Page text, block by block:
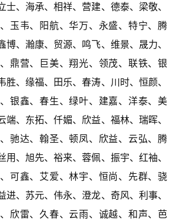
士、海承、相祥、营建、德泰、梁敬、
玉韦、阳航、华万、永盛、特宁、腾
博、瀚康、贸源、鸣飞、维景、晟力、
鼎营、巨美、翔光、领茂、联铁、银
胜、缘福、田乐、春涛、川时、恒颜、
银鑫、春生、绿叶、建嘉、洋泰、美
端、东拓、仟媚、欣益、福林、瑞晖、
驰达、翰圣、顿凤、欣益、云弘、腾
用、旭先、裕来、蓉佩、振宇、红袖、
可鑫、艾爱、林宇、恒尚、先群、骁
进、苏元、伟永、澄龙、奇风、利事、
欣雷、久春、云雨、诚越、和声、芭